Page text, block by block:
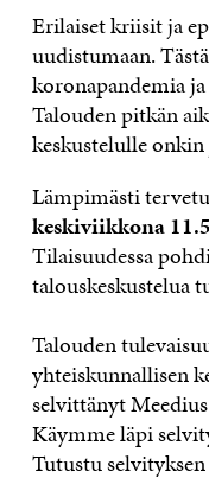
Erilaiset kriisit ja
uudistumaan.
koronapandemia
Talouden pitkän
keskustelulle
Lämpimästi
keskiviikkona
Tilaisuudessa
talouskeskustelua
Talouden
yhteiskunnallisen
selvittänyt
Käymme läpi
Tutustu